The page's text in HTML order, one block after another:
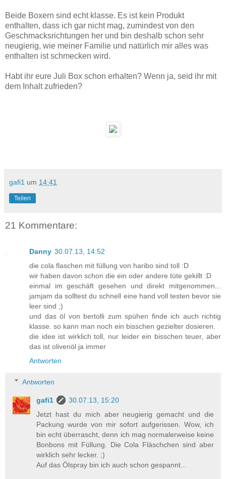
Beide Boxern sind echt klasse. Es ist kein Produkt
enthalten, dass ich gar nicht mag, zumindest von den
Geschmacksrichtungen her und bin deshalb schon sehr
neugierig, wie meiner Familie und natürlich mir alles was
enthalten ist schmecken wird.
Habt ihr eure Juli Box schon erhalten? Wenn ja, seid ihr mit
dem Inhalt zufrieden?
gafi1 um 14:41
Teilen
21 Kommentare:
Danny 30.07.13, 14:52
die cola flaschen mit füllung von haribo sind toll :D
wir haben davon schon die ein oder andere tüte gekillt :D
einmal im geschäft gesehen und direkt mitgenommen...
jamjam da solltest du schnell eine hand voll testen bevor sie
leer sind ;)
und das öl von bertolli zum spühen finde ich auch richtig
klasse. so kann man noch ein bisschen gezielter dosieren.
die idee ist wirklich toll, nur leider ein bisschen teuer, aber
das ist olivenöl ja immer
Antworten
Antworten
gafi1
30.07.13, 15:20
Jetzt hast du mich aber neugierig gemacht und die
Packung wurde von mir sofort aufgerissen. Wow, ich
bin echt überrascht, denn ich mag normalerweise keine
Bonbons mit Füllung. Die Cola Fläschchen sind aber
wirklich sehr lecker. ;)
Auf das Ölspray bin ich auch schon gespannt...